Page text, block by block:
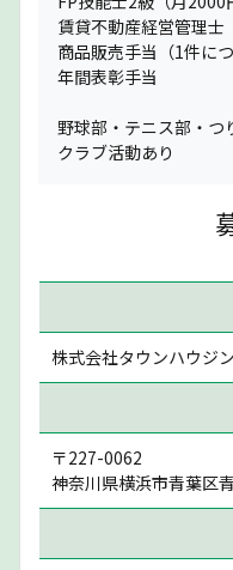
賃貸不動産経営管理士
商品販売手当（1件につ
年間表彰手当
野球部・テニス部・つ
クラブ活動あり
株式会社タウンハウジ
〒227-0062
神奈川県横浜市青葉区